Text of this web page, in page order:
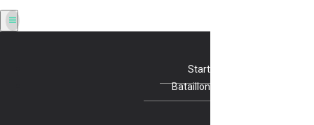
Start
Bataillon